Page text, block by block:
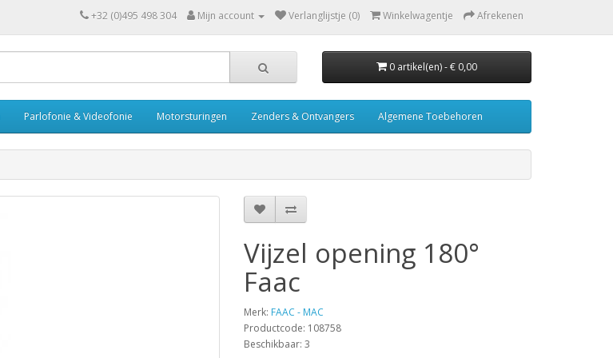
+32 (0)495 498 304 Mijn account Verlanglijstje (0) Winkelwagentje Afrekenen
0 artikel(en) - € 0,00
Parlofonie & Videofonie Motorsturingen Zenders & Ontvangers Algemene Toebehoren
Vijzel opening 180°
Faac
Merk: FAAC - MAC
Productcode: 108758
Beschikbaar: 3